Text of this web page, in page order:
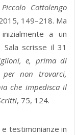
Cottolengo
149–218. Ma
a un
scrisse il 31
e, prima di
per non trovarci,
che impedisca il
, 75, 124.
testimonianze in